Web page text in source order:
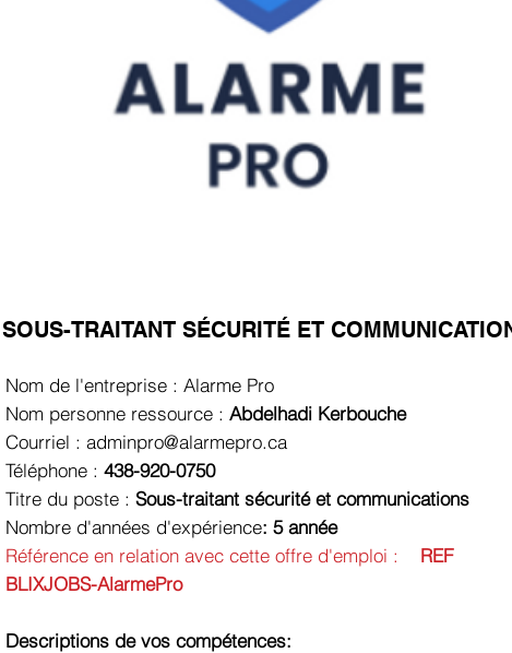
SOUS-TRAITANT SÉCURITÉ ET
Nom de l'entreprise : Alarme Pro
Nom personne ressource : Abdelhadi Kerbouche
Courriel : adminpro@alarmepro.ca
Téléphone : 438-920-0750
Titre du poste : Sous-traitant sécurité et communications
Nombre d'années d'expérience: 5 année
Référence en relation avec cette offre d'emploi :
REF
BLIXJOBS-AlarmePro
Descriptions de vos compétences: